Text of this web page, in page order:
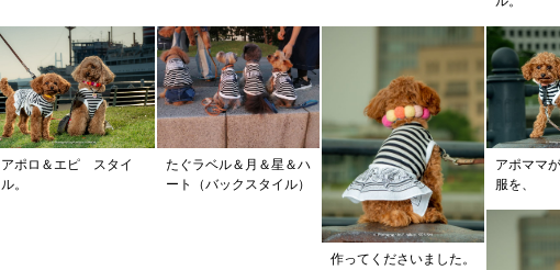
アポロ＆エピ スタイ
ル。
たぐラベル＆月＆星＆ハ
ート（バックスタイル）
作ってくださいました。
アポママ
服を、